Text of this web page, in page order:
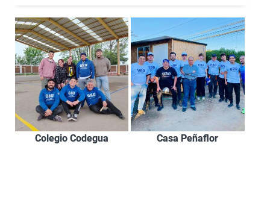
Colegio Codegua Casa Peñaflor